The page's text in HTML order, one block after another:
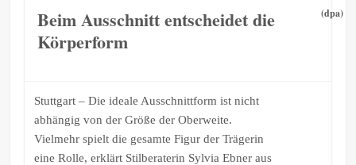
Beim Ausschnitt entscheidet die
Körperform
(dpa)
Stuttgart – Die ideale Ausschnittform ist nicht
abhängig von der Größe der Oberweite.
Vielmehr spielt die gesamte Figur der Trägerin
eine Rolle, erklärt Stilberaterin Sylvia Ebner aus